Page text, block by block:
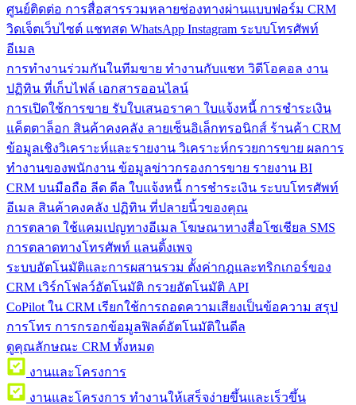
ศูนย์ติดต่อ การสื่อสารรวมหลายช่องทางผ่านแบบฟอร์ม CRM
วิดเจ็ตเว็บไซต์ แชทสด WhatsApp Instagram ระบบโทรศัพท์
อีเมล
การทำงานร่วมกันในทีมขาย ทำงานกับแชท วิดีโอคอล งาน
ปฏิทิน ที่เก็บไฟล์ เอกสารออนไลน์
การเปิดใช้การขาย รับใบเสนอราคา ใบแจ้งหนี้ การชำระเงิน
แค็ตตาล็อก สินค้าคงคลัง ลายเซ็นอิเล็กทรอนิกส์ ร้านค้า CRM
ข้อมูลเชิงวิเคราะห์และรายงาน วิเคราะห์กรวยการขาย ผลการ
ทำงานของพนักงาน ข้อมูลข่าวกรองการขาย รายงาน BI
CRM บนมือถือ ลีด ดีล ใบแจ้งหนี้ การชำระเงิน ระบบโทรศัพท์
อีเมล สินค้าคงคลัง ปฏิทิน ที่ปลายนิ้วของคุณ
การตลาด ใช้แคมเปญทางอีเมล โฆษณาทางสื่อโซเชียล SMS
การตลาดทางโทรศัพท์ แลนดิ้งเพจ
ระบบอัตโนมัติและการผสานรวม ตั้งค่ากฎและทริกเกอร์ของ
CRM เวิร์กโฟลว์อัตโนมัติ กรวยอัตโนมัติ API
CoPilot ใน CRM เรียกใช้การถอดความเสียงเป็นข้อความ สรุป
การโทร การกรอกข้อมูลฟิลด์อัตโนมัติในดีล
ดูคุณลักษณะ CRM ทั้งหมด
งานและโครงการ
งานและโครงการ ทำงานให้เสร็จง่ายขึ้นและเร็วขึ้น